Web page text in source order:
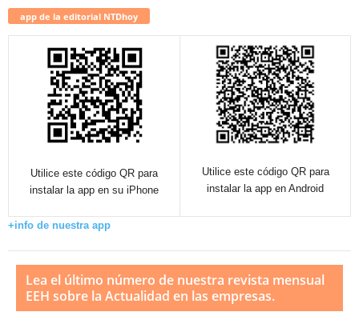
app de la editorial NTDhoy
Utilice este código QR para
instalar la app en su iPhone
Utilice este código QR para
instalar la app en Android
+info de nuestra app
Lea el último número de nuestra revista mensual
EEH sobre la Actualidad en las empresas.